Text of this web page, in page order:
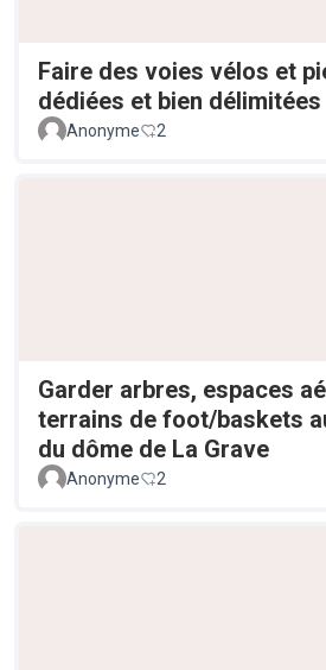
Faire des voies vélos et
dédiées et bien délimitées
Anonyme 2
Garder arbres, espaces
terrains de foot/baskets
du dôme de La Grave
Anonyme 2